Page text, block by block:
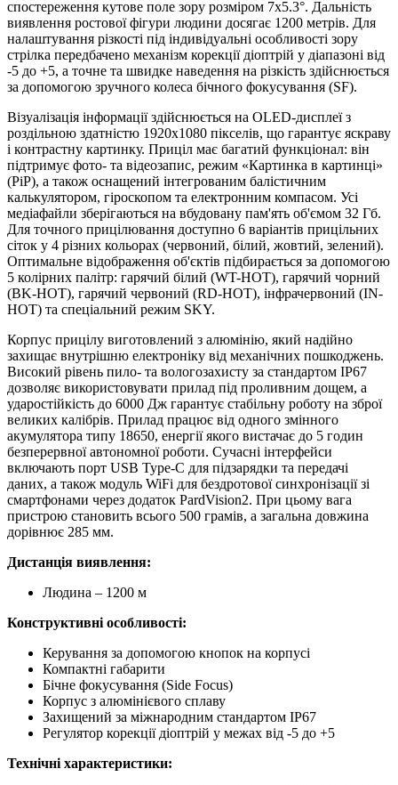
спостереження кутове поле зору розміром 7x5.3°. Дальність
виявлення ростової фігури людини досягає 1200 метрів. Для
налаштування різкості під індивідуальні особливості зору
стрілка передбачено механізм корекції діоптрій у діапазоні від
-5 до +5, а точне та швидке наведення на різкість здійснюється
за допомогою зручного колеса бічного фокусування (SF).
Візуалізація інформації здійснюється на OLED-дисплеї з
роздільною здатністю 1920x1080 пікселів, що гарантує яскраву
і контрастну картинку. Приціл має багатий функціонал: він
підтримує фото- та відеозапис, режим «Картинка в картинці»
(PiP), а також оснащений інтегрованим балістичним
калькулятором, гіроскопом та електронним компасом. Усі
медіафайли зберігаються на вбудовану пам'ять об'ємом 32 Гб.
Для точного прицілювання доступно 6 варіантів прицільних
сіток у 4 різних кольорах (червоний, білий, жовтий, зелений).
Оптимальне відображення об'єктів підбирається за допомогою
5 колірних палітр: гарячий білий (WT-HOT), гарячий чорний
(BK-HOT), гарячий червоний (RD-HOT), інфрачервоний (IN-
HOT) та спеціальний режим SKY.
Корпус прицілу виготовлений з алюмінію, який надійно
захищає внутрішню електроніку від механічних пошкоджень.
Високий рівень пило- та вологозахисту за стандартом IP67
дозволяє використовувати прилад під проливним дощем, а
ударостійкість до 6000 Дж гарантує стабільну роботу на зброї
великих калібрів. Прилад працює від одного змінного
акумулятора типу 18650, енергії якого вистачає до 5 годин
безперервної автономної роботи. Сучасні інтерфейси
включають порт USB Type-C для підзарядки та передачі
даних, а також модуль WiFi для бездротової синхронізації зі
смартфонами через додаток PardVision2. При цьому вага
пристрою становить всього 500 грамів, а загальна довжина
дорівнює 285 мм.
Дистанція виявлення:
Людина – 1200 м
Конструктивні особливості:
Керування за допомогою кнопок на корпусі
Компактні габарити
Бічне фокусування (Side Focus)
Корпус з алюмінієвого сплаву
Захищений за міжнародним стандартом IP67
Регулятор корекції діоптрій у межах від -5 до +5
Технічні характеристики: